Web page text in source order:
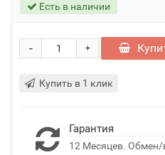
Есть в наличии
+
-
Купить в 1 клик
Гарантия
12 Месяцев. Обмен/